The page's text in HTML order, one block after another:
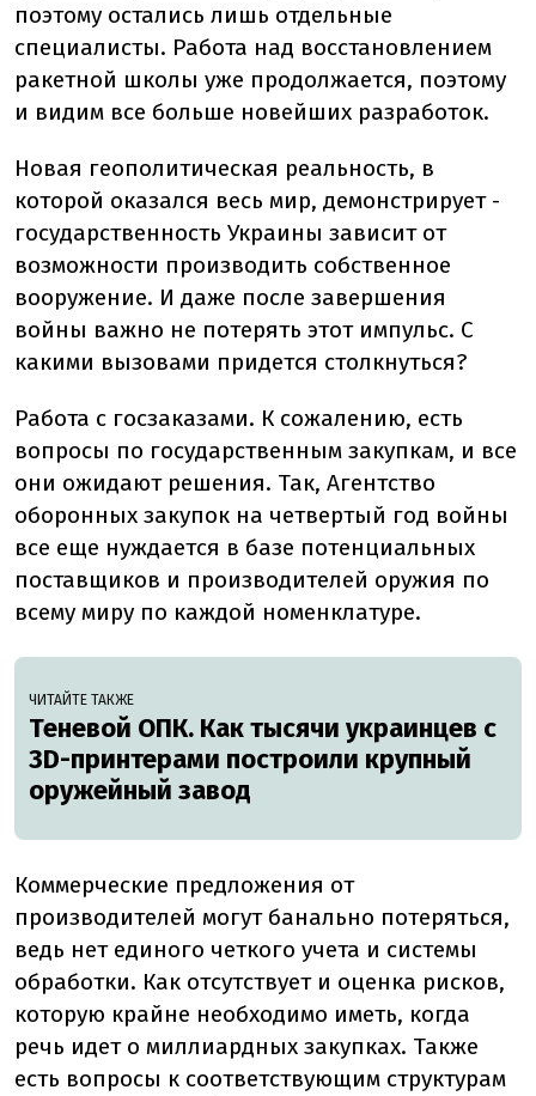
поэтому остались лишь отдельные
специалисты. Работа над восстановлением
ракетной школы уже продолжается, поэтому
и видим все больше новейших разработок.
Новая геополитическая реальность, в
которой оказался весь мир, демонстрирует -
государственность Украины зависит от
возможности производить собственное
вооружение. И даже после завершения
войны важно не потерять этот импульс. С
какими вызовами придется столкнуться?
Работа с госзаказами. К сожалению, есть
вопросы по государственным закупкам, и все
они ожидают решения. Так, Агентство
оборонных закупок на четвертый год войны
все еще нуждается в базе потенциальных
поставщиков и производителей оружия по
всему миру по каждой номенклатуре.
ЧИТАЙТЕ ТАКЖЕ
Теневой ОПК. Как тысячи украинцев с
3D-принтерами построили крупный
оружейный завод
Коммерческие предложения от
производителей могут банально потеряться,
ведь нет единого четкого учета и системы
обработки. Как отсутствует и оценка рисков,
которую крайне необходимо иметь, когда
речь идет о миллиардных закупках. Также
есть вопросы к соответствующим структурам